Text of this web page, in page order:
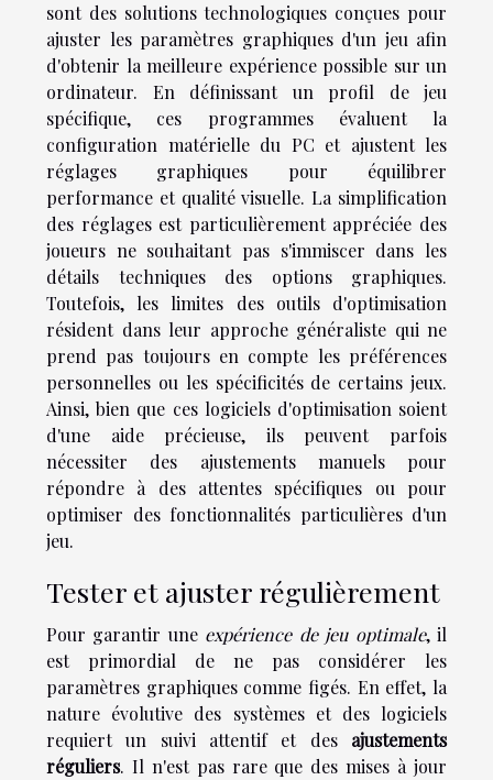
sont des solutions technologiques conçues pour
ajuster les paramètres graphiques d'un jeu afin
d'obtenir la meilleure expérience possible sur un
ordinateur. En définissant un profil de jeu
spécifique, ces programmes évaluent la
configuration matérielle du PC et ajustent les
réglages graphiques pour équilibrer
performance et qualité visuelle. La simplification
des réglages est particulièrement appréciée des
joueurs ne souhaitant pas s'immiscer dans les
détails techniques des options graphiques.
Toutefois, les limites des outils d'optimisation
résident dans leur approche généraliste qui ne
prend pas toujours en compte les préférences
personnelles ou les spécificités de certains jeux.
Ainsi, bien que ces logiciels d'optimisation soient
d'une aide précieuse, ils peuvent parfois
nécessiter des ajustements manuels pour
répondre à des attentes spécifiques ou pour
optimiser des fonctionnalités particulières d'un
jeu.
Tester et ajuster régulièrement
Pour garantir une expérience de jeu optimale, il
est primordial de ne pas considérer les
paramètres graphiques comme figés. En effet, la
nature évolutive des systèmes et des logiciels
requiert un suivi attentif et des ajustements
réguliers. Il n'est pas rare que des mises à jour